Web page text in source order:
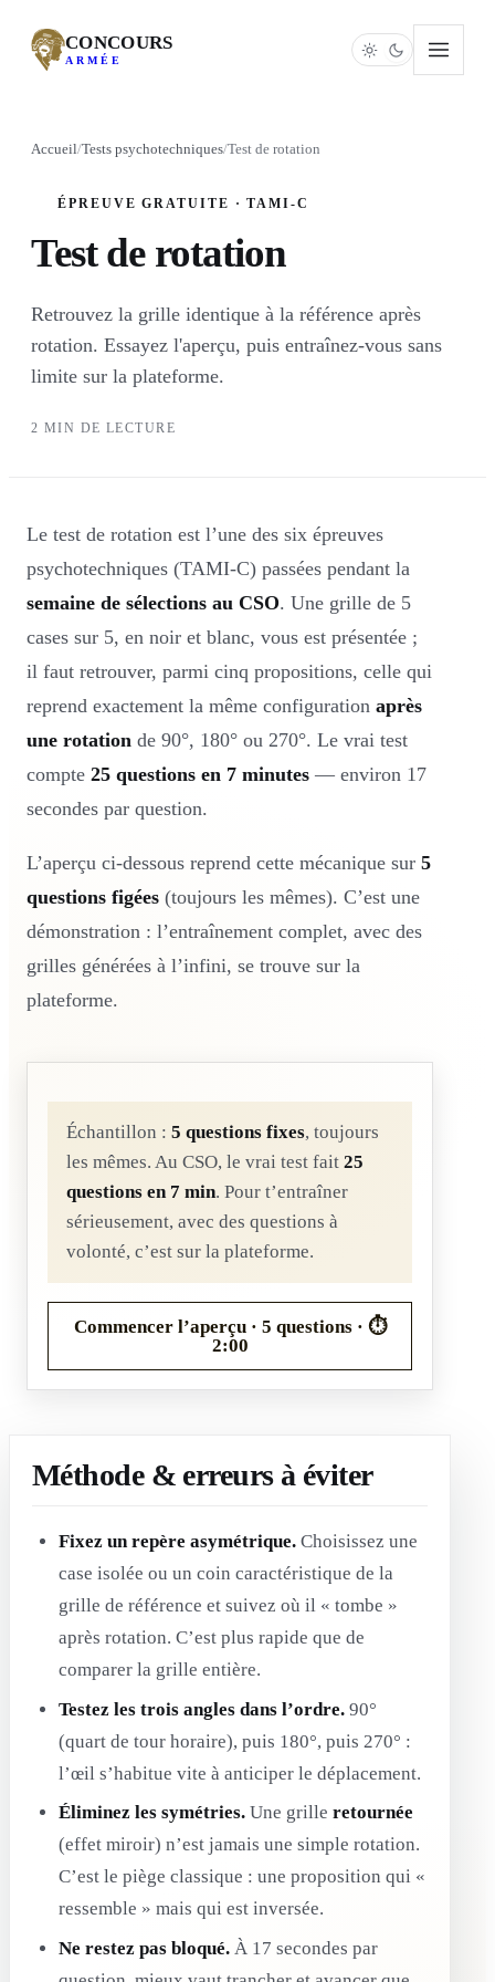
CONCOURS
ARMÉE
Accueil/Tests psychotechniques/Test de rotation
ÉPREUVE GRATUITE · TAMI-C
Test de rotation
Retrouvez la grille identique à la référence après
rotation. Essayez l'aperçu, puis entraînez-vous sans
limite sur la plateforme.
2 MIN DE LECTURE
Le test de rotation est l’une des six épreuves
psychotechniques (TAMI-C) passées pendant la
semaine de sélections au CSO. Une grille de 5
cases sur 5, en noir et blanc, vous est présentée ;
il faut retrouver, parmi cinq propositions, celle qui
reprend exactement la même configuration après
une rotation de 90°, 180° ou 270°. Le vrai test
compte 25 questions en 7 minutes — environ 17
secondes par question.
L’aperçu ci-dessous reprend cette mécanique sur 5
questions figées (toujours les mêmes). C’est une
démonstration : l’entraînement complet, avec des
grilles générées à l’infini, se trouve sur la
plateforme.
Échantillon :5 questions fixes, toujours
les mêmes. Au CSO, le vrai test fait25
questions en 7 min. Pour t’entraîner
sérieusement, avec des questions à
volonté, c’est sur la plateforme.
Commencer l’aperçu · 5 questions · ⏱
2:00
Méthode & erreurs à éviter
Fixez un repère asymétrique. Choisissez une
case isolée ou un coin caractéristique de la
grille de référence et suivez où il « tombe »
après rotation. C’est plus rapide que de
comparer la grille entière.
Testez les trois angles dans l’ordre. 90°
(quart de tour horaire), puis 180°, puis 270° :
l’œil s’habitue vite à anticiper le déplacement.
Éliminez les symétries. Une grille retournée
(effet miroir) n’est jamais une simple rotation.
C’est le piège classique : une proposition qui «
ressemble » mais qui est inversée.
Ne restez pas bloqué. À 17 secondes par